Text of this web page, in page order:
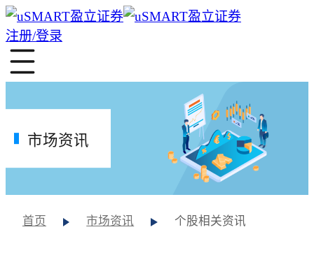
注册/登录
市场资讯
首页 市场资讯 个股相关资讯